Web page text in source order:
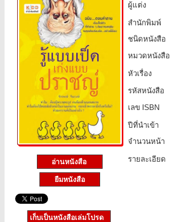
อ่านหนังสือ
ยืมหนังสือ
ผู้แต่ง
สำนักพิมพ์
ชนิดหนังสือ­
หมวดหนังสือ­
หัวเรื่อง
รหัสหนังสือ­
เลข ISBN
ปีที่นำเข้า
จำนวนหน้า
รายละเอียด
เก็บเป็นหนังสือเล่มโปรด